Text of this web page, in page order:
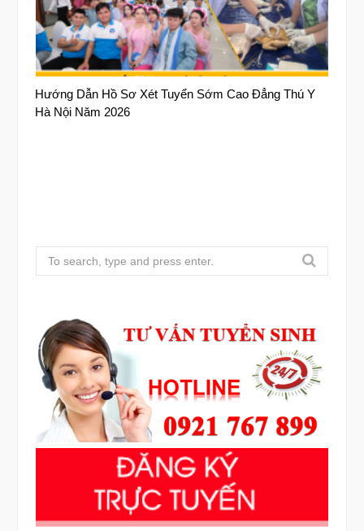
Hướng Dẫn Hồ Sơ Xét Tuyển Sớm Cao Đẳng Thú Y
Hà Nội Năm 2026
e
h